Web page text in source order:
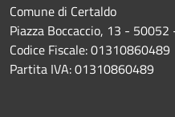
Comune di Certaldo
Piazza Boccaccio, 13 - 50052
Codice Fiscale: 01310860489
Partita IVA: 01310860489